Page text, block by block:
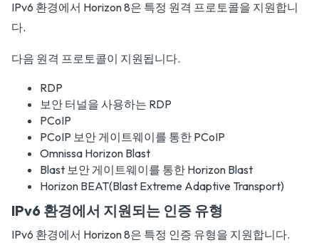
IPv6 환경에서 Horizon 8은 특정 원격 프로토콜을 지원합니
다.
다음 원격 프로토콜이 지원됩니다.
RDP
보안 터널을 사용하는 RDP
PCoIP
PCoIP 보안 게이트웨이를 통한 PCoIP
Omnissa Horizon Blast
Blast 보안 게이트웨이를 통한 Horizon Blast
Horizon BEAT(Blast Extreme Adaptive Transport)
IPv6 환경에서 지원되는 인증 유형
IPv6 환경에서 Horizon 8은 특정 인증 유형을 지원합니다.